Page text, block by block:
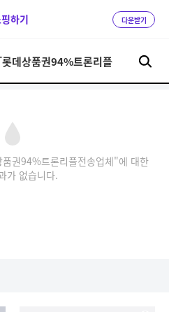
하기 다운받기
권94%트론리플전송업체"에 대한
가 없습니다.